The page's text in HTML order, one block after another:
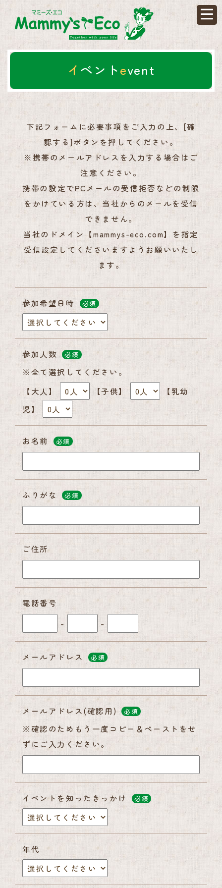
イベン
イベント event
下記フォームに必要事項をご入力の上、[確
認する]ボタンを押してください。
※携帯のメールアドレスを入力する場合はご
注意ください。
携帯の設定でPCメールの受信拒否などの制限
をかけている方は、当社からのメールを受信
できません。
当社のドメイン【mammys-eco.com】を指定
受信設定してくださいますようお願いいたし
ます。
参加希望日時 必須
参加人数 必須
※全て選択してください。
【大人】
【子供】
【乳幼
児】
お名前 必須
ふりがな 必須
ご住所
電話番号
-
-
メールアドレス 必須
メールアドレス(確認用) 必須
※確認のためもう一度コピー＆ペーストをせ
ずにご入力ください。
イベントを知ったきっかけ 必須
年代